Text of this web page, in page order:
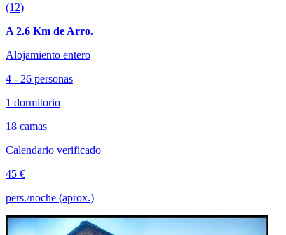
(12)
A 2.6 Km de Arro.
Alojamiento entero
4 - 26 personas
1 dormitorio
18 camas
Calendario verificado
45 €
pers./noche (aprox.)